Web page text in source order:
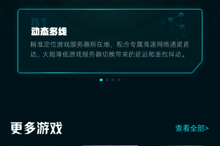
查看全部>